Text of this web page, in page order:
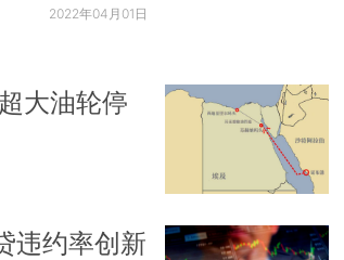
2022年04月01日
大油轮停
违约率创新